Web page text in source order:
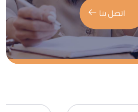
اتصل بنا